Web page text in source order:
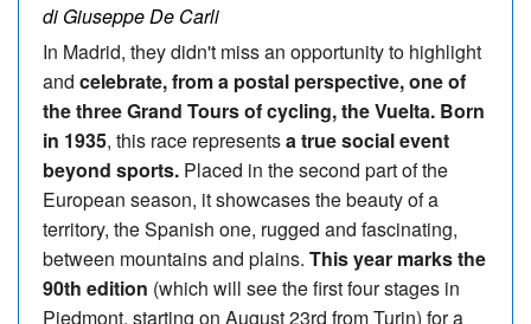
di Giuseppe De Carli
In Madrid, they didn't miss an opportunity to highlight
and celebrate, from a postal perspective, one of
the three Grand Tours of cycling, the Vuelta. Born
in 1935, this race representsa true social event
beyond sports. Placed in the second part of the
European season, it showcases the beauty of a
territory, the Spanish one, rugged and fascinating,
between mountains and plains. This year marks the
90th edition (which will see the first four stages in
Piedmont, starting on August 23rd from Turin) for a